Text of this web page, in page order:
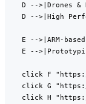
D -->|Drones &
D -->|High
E -->|ARM-
E --
click F
click G
click H